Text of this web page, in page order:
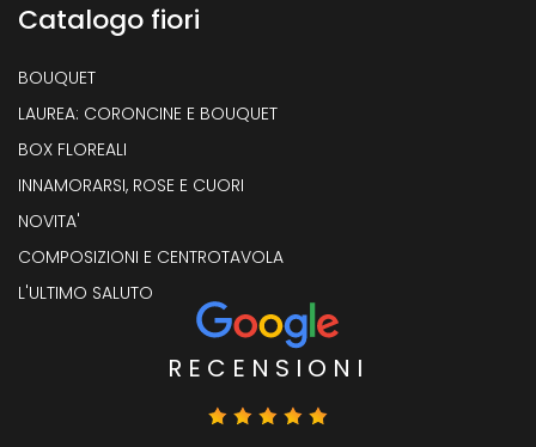
Catalogo fiori
BOUQUET
LAUREA: CORONCINE E BOUQUET
BOX FLOREALI
INNAMORARSI, ROSE E CUORI
NOVITA'
COMPOSIZIONI E CENTROTAVOLA
L'ULTIMO SALUTO
RECENSIONI